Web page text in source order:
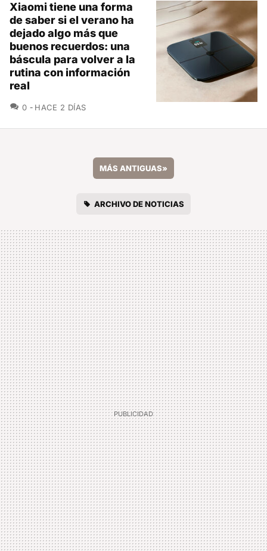
Xiaomi tiene una forma
de saber si el verano ha
dejado algo más que
buenos recuerdos: una
báscula para volver a la
rutina con información
real
0 COMENTARIOS
HACE 2 DÍAS
MÁS ANTIGUAS»
ARCHIVO DE NOTICIAS